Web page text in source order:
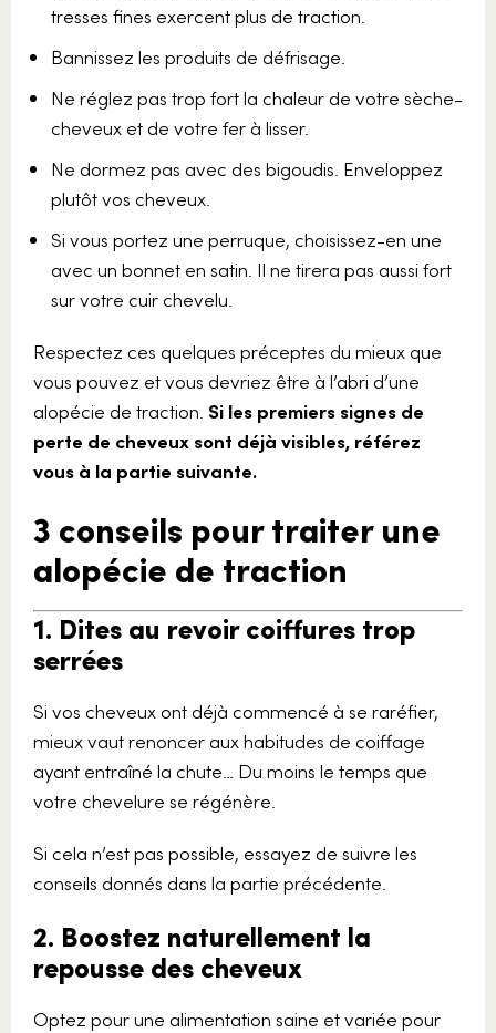
tresses fines exercent plus de traction.
Bannissez les produits de défrisage.
Ne réglez pas trop fort la chaleur de votre sèche-
cheveux et de votre fer à lisser.
Ne dormez pas avec des bigoudis. Enveloppez
plutôt vos cheveux.
Si vous portez une perruque, choisissez-en une
avec un bonnet en satin. Il ne tirera pas aussi fort
sur votre cuir chevelu.
Respectez ces quelques préceptes du mieux que
vous pouvez et vous devriez être à l’abri d’une
alopécie de traction. Si les premiers signes de
perte de cheveux sont déjà visibles, référez
vous à la partie suivante.
3 conseils pour traiter une
alopécie de traction
1. Dites au revoir coiffures trop
serrées
Si vos cheveux ont déjà commencé à se raréfier,
mieux vaut renoncer aux habitudes de coiffage
ayant entraîné la chute… Du moins le temps que
votre chevelure se régénère.
Si cela n’est pas possible, essayez de suivre les
conseils donnés dans la partie précédente.
2. Boostez naturellement la
repousse des cheveux
Optez pour une alimentation saine et variée pour